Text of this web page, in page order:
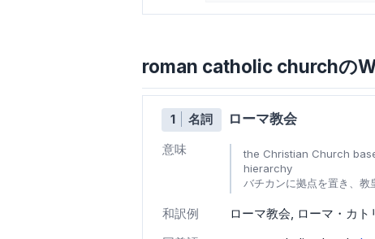
roman catholic churchの
1 名詞 ローマ教会
意味
the Christian Church
hierarchy
バチカンに拠点を置き、教
和訳例 ローマ教会 ローマ・カト